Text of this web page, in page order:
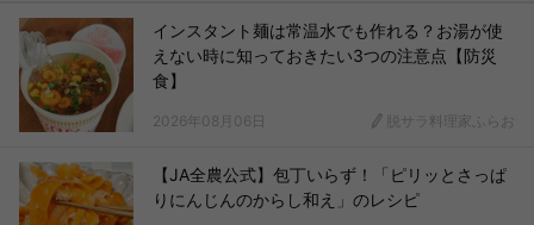
インスタント麺は常温水でも作れる？お湯が使
えない時に知っておきたい3つの注意点【防災
食】
2026年08月06日 脱サラ料理家ふらお
【JA全農公式】包丁いらず！「ピリッとさっぱ
りにんじんのからし和え」のレシピ